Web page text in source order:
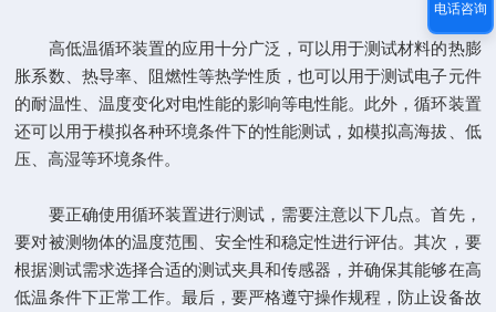
高低温循环装置的应用十分广泛，可以用于测试材料的热膨
胀系数、热导率、阻燃性等热学性质，也可以用于测试电子元件
的耐温性、温度变化对电性能的影响等电性能。此外，循环装置
还可以用于模拟各种环境条件下的性能测试，如模拟高海拔、低
压、高湿等环境条件。
要正确使用循环装置进行测试，需要注意以下几点。首先，
要对被测物体的温度范围、安全性和稳定性进行评估。其次，要
根据测试需求选择合适的测试夹具和传感器，并确保其能够在高
低温条件下正常工作。最后，要严格遵守操作规程，防止设备故
电话咨询